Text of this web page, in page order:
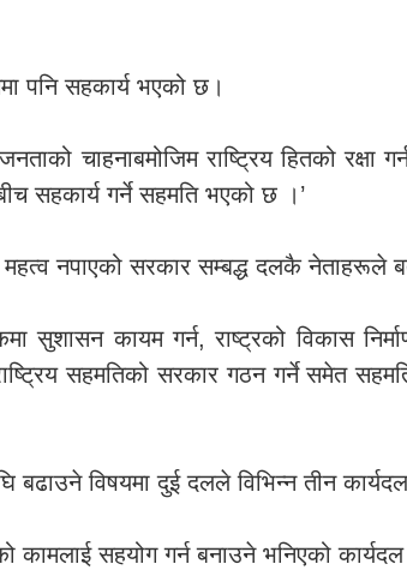
पनि सहकार्य भएको छ।
चाहनाबमोजिम राष्ट्रिय हितको रक्षा
सहकार्य गर्ने सहमति भएको छ ।’
नपाएको सरकार सम्बद्ध दलकै नेताहरूले
सुशासन कायम गर्न, राष्ट्रको विकास
सहमतिको सरकार गठन गर्ने समेत
विषयमा दुई दलले विभिन्न तीन
कामलाई सहयोग गर्न बनाउने भनिएको